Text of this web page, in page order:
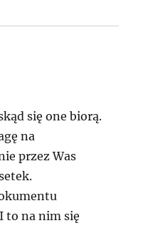
się one biorą.
na
przez Was
to na nim się